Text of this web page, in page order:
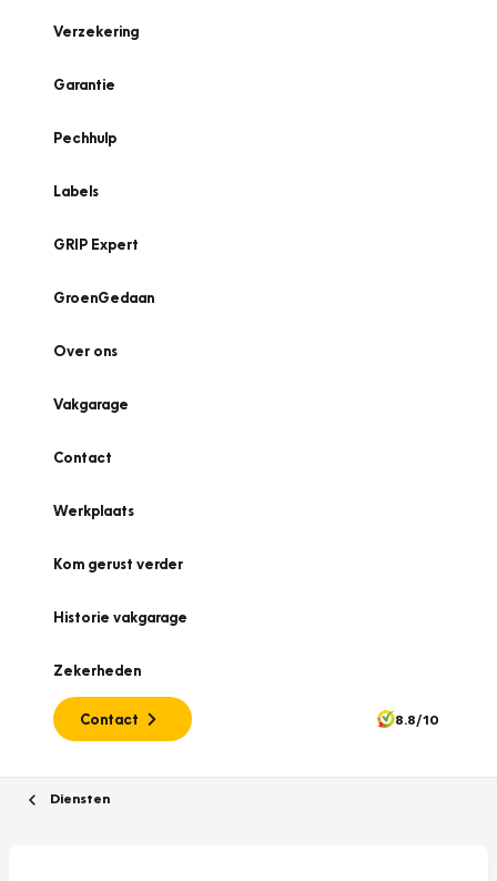
Verzekering
Garantie
Pechhulp
Labels
GRIP Expert
GroenGedaan
Over ons
Vakgarage
Contact
Werkplaats
Kom gerust verder
Historie vakgarage
Zekerheden
Contact 8.8/10
Diensten